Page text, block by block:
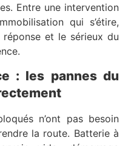
Entre une intervention
qui s’étire,
et le sérieux du
: les pannes du
n’ont pas besoin
la route. Batterie à